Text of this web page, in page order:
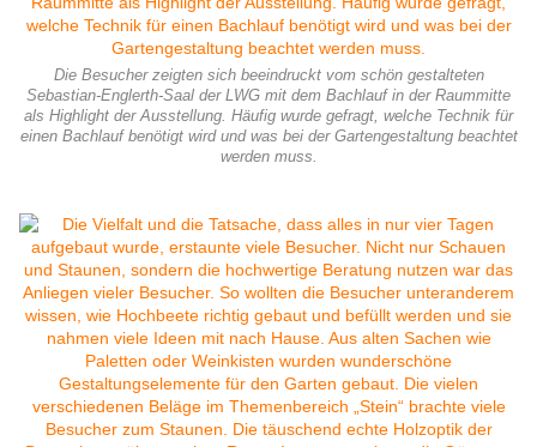
Die Besucher zeigten sich beeindruckt vom schön gestalteten
Sebastian-Englerth-Saal der LWG mit dem Bachlauf in der Raummitte
als Highlight der Ausstellung. Häufig wurde gefragt, welche Technik für
einen Bachlauf benötigt wird und was bei der Gartengestaltung beachtet
werden muss.